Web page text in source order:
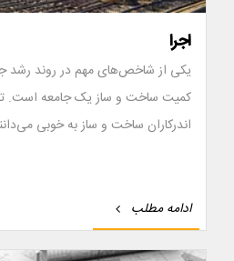
اجرا
یکی از شاخص‌های مهم در روند رشد
کمیت ساخت و ساز یک جامعه است.
اندرکاران ساخت و ساز به خوبی
ادامه مطلب